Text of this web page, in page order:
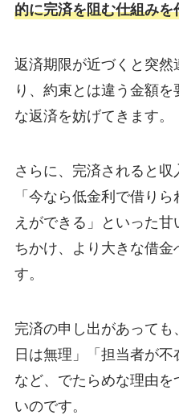
的に完済を阻む仕組み
返済期限が近づくと突然
り、約束とは違う金額
な返済を妨げてきます。
さらに、完済されると収
「今なら低金利で借り
えができる」といった
ちかけ、より大きな借金
す。
完済の申し出があって
日は無理」「担当者が不
など、でたらめな理由
いのです。